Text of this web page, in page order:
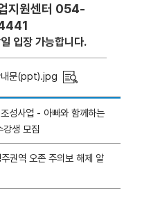
지원센터 054-
입장 가능합니다.
내문(ppt).jpg
성사업 - 아빠와 함께하는
생 모집
권역 오존 주의보 해제 알